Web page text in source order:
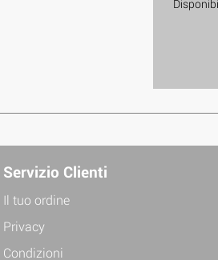
Servizio Clienti
Il tuo ordine
Privacy
Condizioni